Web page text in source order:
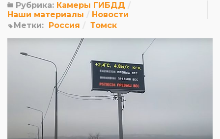
Рубрика: Камеры ГИБДД
Наши материалы
Новости
Метки: Россия Томск